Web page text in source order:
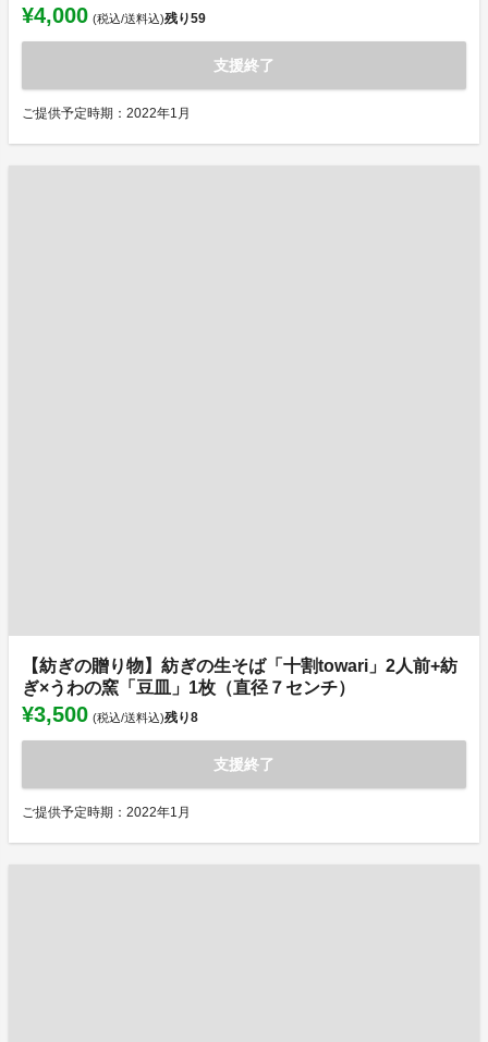
¥4,000 (税込/送料込)残り59
支援終了
ご提供予定時期：2022年1月
【紡ぎの贈り物】紡ぎの生そば「十割towari」2人前+紡
ぎ×うわの窯「豆皿」1枚（直径７センチ）
¥3,500 (税込/送料込)残り8
支援終了
ご提供予定時期：2022年1月